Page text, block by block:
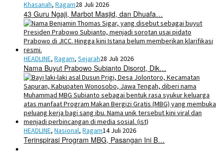
Khasanah, Ragam28 Juli 2026
43 Guru Ngaji, Marbot Masjid, dan Dhuafa…
HEADLINE, Ragam, Sejarah28 Juli 2026
Nama Buyut Prabowo Subianto Disorot, Dik…
HEADLINE, Nasional, Ragam14 Juli 2026
Terinspirasi Program MBG, Pasangan Ini B…